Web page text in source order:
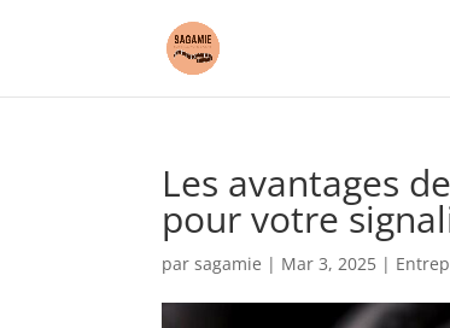
Les avantages
pour votre
parsagamie | Mar 3, 2025 |